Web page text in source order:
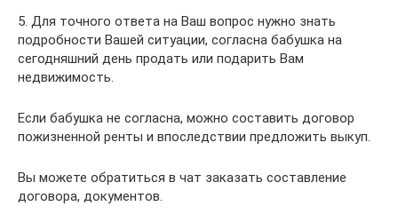
5. Для точного ответа на Ваш вопрос нужно знать
подробности Вашей ситуации, согласна бабушка на
сегодняшний день продать или подарить Вам
недвижимость.
Если бабушка не согласна, можно составить договор
пожизненной ренты и впоследствии предложить выкуп.
Вы можете обратиться в чат заказать составление
договора, документов.